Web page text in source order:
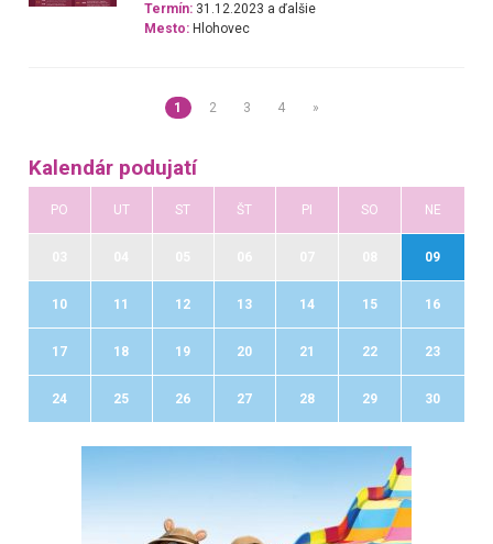
Termín: 31.12.2023 a ďalšie
Mesto: Hlohovec
1 2 3 4 »
Kalendár podujatí
PO UT ST ŠT PI SO NE
09
10 11 12 13 14 15 16
17 18 19 20 21 22 23
24 25 26 27 28 29 30